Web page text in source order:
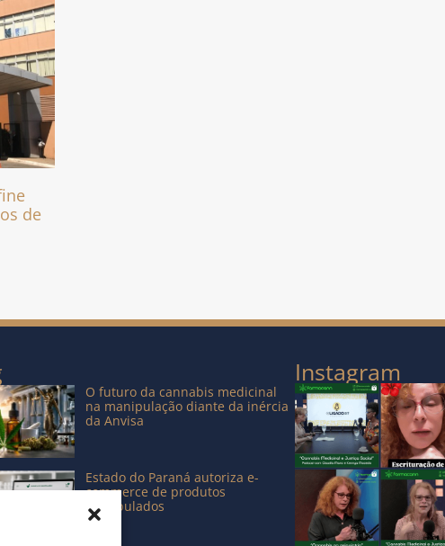
de
O futuro da cannabis medicinal
na manipulação diante da inércia
da Anvisa
Estado do Paraná autoriza e-
commerce de produtos
manipulados
Instagram